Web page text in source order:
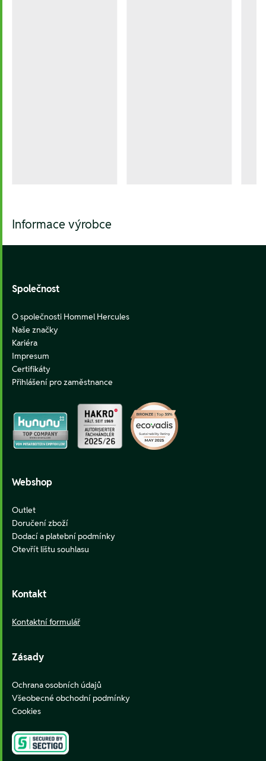
Informace výrobce
Společnost
O společnosti Hommel Hercules
Naše značky
Kariéra
Impresum
Certifikáty
Přihlášení pro zaměstnance
Webshop
Outlet
Doručení zboží
Dodací a platební podmínky
Otevřít lištu souhlasu
Kontakt
Kontaktní formulář
Zásady
Ochrana osobních údajů
Všeobecné obchodní podmínky
Cookies